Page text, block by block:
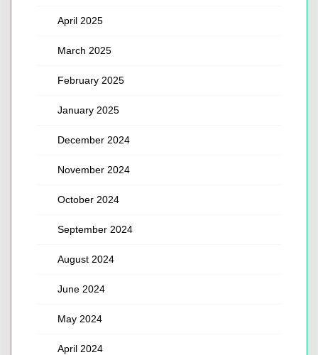
April 2025
March 2025
February 2025
January 2025
December 2024
November 2024
October 2024
September 2024
August 2024
June 2024
May 2024
April 2024